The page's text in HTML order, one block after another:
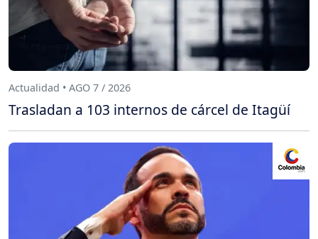
Actualidad • AGO 7 / 2026
Trasladan a 103 internos de cárcel de Itagüí